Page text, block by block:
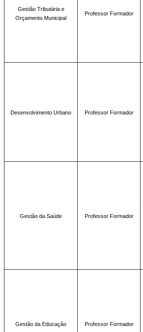
Gestão Tributária e
Orçamento Municipal
Professor Formador
Desenvolvimento Urbano Professor Formador
Gestão da Saúde Professor Formador
Gestão da Educação Professor Formador